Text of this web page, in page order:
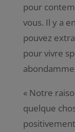
pour
vous. Il y a
pouvez
pour vivre
« Notre
quelque